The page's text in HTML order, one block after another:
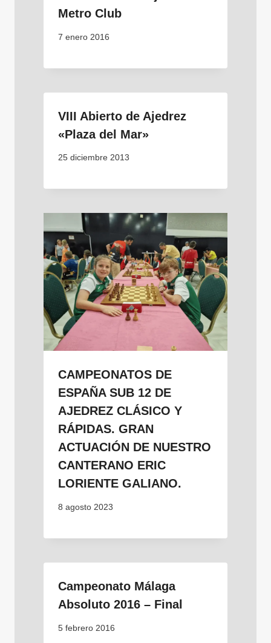
Metro Club
7 enero 2016
VIII Abierto de Ajedrez
«Plaza del Mar»
25 diciembre 2013
CAMPEONATOS DE
ESPAÑA SUB 12 DE
AJEDREZ CLÁSICO Y
RÁPIDAS. GRAN
ACTUACIÓN DE NUESTRO
CANTERANO ERIC
LORIENTE GALIANO.
8 agosto 2023
Campeonato Málaga
Absoluto 2016 – Final
5 febrero 2016